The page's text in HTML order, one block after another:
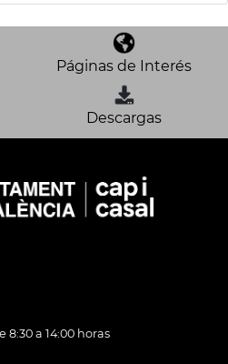
Páginas de Interés
Descargas
8:30 a 14:00 horas